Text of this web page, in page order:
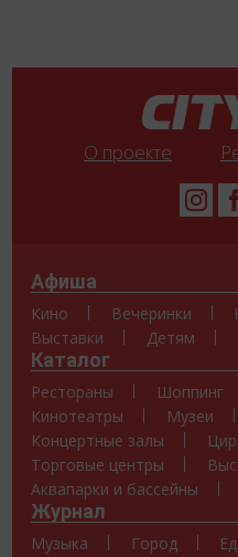
О проекте
Афиша
Кино Вечеринки
Выставки
Детям
Каталог
Рестораны Шоппинг
Кинотеатры
Музеи
Концертные залы
Торговые центры
Аквапарки и бассейны
Журнал
Музыка Город